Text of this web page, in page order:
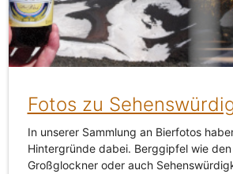
Fotos zu
In unserer Sammlung an Bierfotos
Hintergründe dabei. Berggipfel wie den
Großglockner oder auch